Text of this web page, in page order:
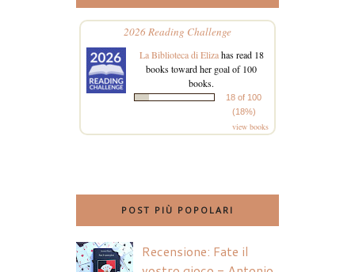
2026 Reading Challenge
La Biblioteca di Elizahas read 18
books toward her goal of 100
books.
18 of 100
(18%)
view books
POST PIÙ POPOLARI
Recensione: Fate il